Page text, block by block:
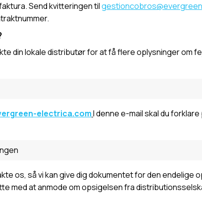
Send kvitteringen til
din lokale distributør for at få flere oplysninger om
electrica.comI denne e-mail skal du
os, så vi kan give dig dokumentet for den endelige
med at anmode om opsigelsen fra